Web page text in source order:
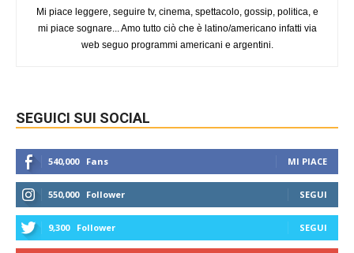
Mi piace leggere, seguire tv, cinema, spettacolo, gossip, politica, e
mi piace sognare... Amo tutto ciò che è latino/americano infatti via
web seguo programmi americani e argentini.
SEGUICI SUI SOCIAL
540,000 Fans MI PIACE
550,000 Follower SEGUI
9,300 Follower SEGUI